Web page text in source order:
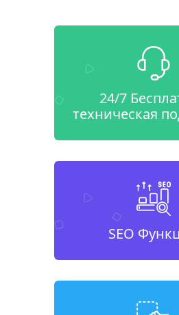
24/7
техническая
SEO